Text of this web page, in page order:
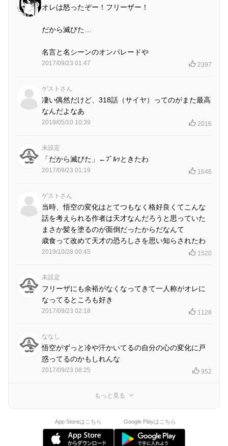
オレは怒ったぞー！フリーザー！
だから滅びた…
名言と名シーンのオンパレードや
2017/09/23 01:47 2397
ゲストさん
凄い偶然だけど、318話（サイヤ）ってのがまた最高
なんだよなあ
2019/05/10 10:39 2016
未設定
「だから滅びた」←ﾌﾞﾙｯときたわ
2017/09/23 01:19 1646
ゲストさん
当時、悟空の変化はとてつもなく格好良くてこんな
話を考えられる作者は天才なんだろうと思っていた
まさか髪を塗るのが面倒だったからだなんて
歳食って改めて天才の恐ろしさを思い知らされたわ
2019/10/28 00:45 1520
未設定
フリーザにも余裕がなくなってきて一人称がオレに
なってるところも好き
2017/09/23 02:18 1128
ななし
悟空がずっと冷や汗かいてるの自分の心の変化に戸
惑ってるのかもしれんな
2017/09/23 08:25 952
もっと見る
App Storeはこちら Google Playはこちら